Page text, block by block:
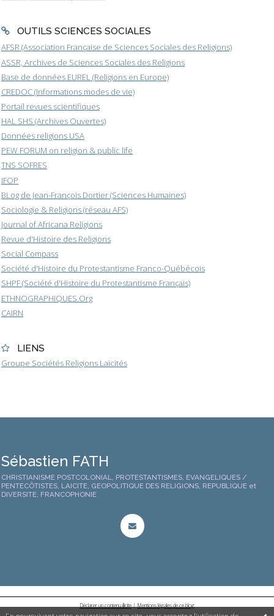
OUTILS SCIENCES SOCIALES
AFSR (Association Française de Sciences Sociales des Religions)
ASSR, Archives de Sciences Sociales des Religions
Base de données EUREL (Religions en Europe)
CREDOC (Informations modes de vie)
Portail revues scientifiques
HAL SHS (Archives Ouvertes)
Données religions USA
PEW FORUM on religion & public life
TNS SOFRES
IFOP
BLog de Jean-François Dortier (Sciences Humaines)
Sociologie & Religions (réseau AFS)
Journal of Africana Religions
Revue d'Histoire des Religions
Social Compass
Société d'Histoire du Protestantisme Franco-Québécois
SHPF (Société d'Histoire du Protestantisme Français)
ETHNOGRAPHIQUES.Org
CAIRN
LIENS
Groupe Sociétés Religions Laïcités
Sébastien FATH
CHRISTIANISME POSTCOLONIAL, PROTESTANTISMES, EVANGELIQUES /
PENTECÔTISTES, LAICITE, GEOPOLITIQUE DES RELIGIONS, REPUBLIQUE et
DIVERSITE, FRANCOPHONIE
Déclarer un contenu illicite|Mentions légales de ce blog